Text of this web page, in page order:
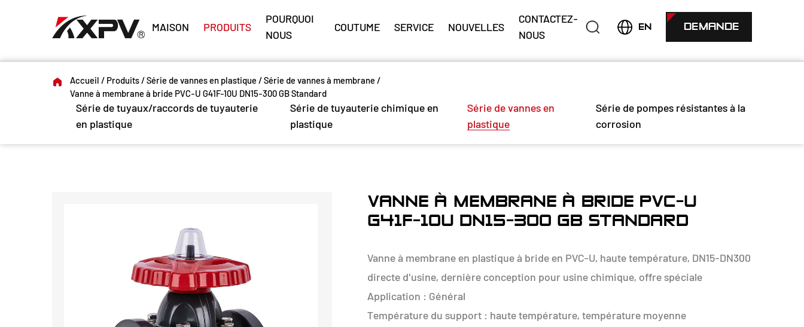
MAISON PRODUITS
POURQUOI
NOUS
COUTUME SERVICE NOUVELLES
CONTACTEZ-
NOUS
EN DEMANDE
Accueil / Produits/Série de vannes en plastique /Série de vannes à membrane /
Vanne à membrane à bride PVC-U G41F-10U DN15-300 GB Standard
Série de tuyaux/raccords de tuyauterie
en plastique
Série de tuyauterie chimique en
plastique
Série de vannes en
plastique
Série de pompes résistantes à la
corrosion
VANNE À MEMBRANE À BRIDE PVC-U
G41F-10U DN15-300 GB STANDARD
Vanne à membrane en plastique à bride en PVC-U, haute température, DN15-DN300
directe d'usine, dernière conception pour usine chimique, offre spéciale
Application : Général
Température du support : haute température, température moyenne